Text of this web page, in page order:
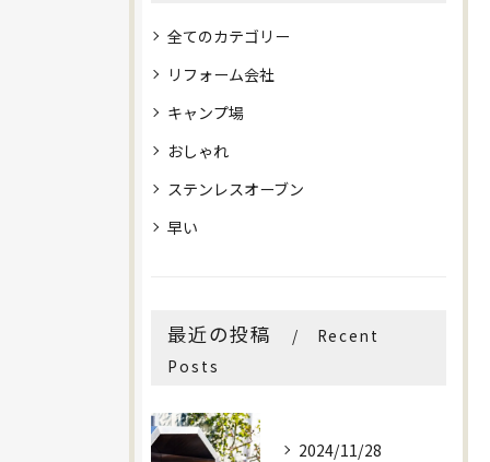
全てのカテゴリー
リフォーム会社
キャンプ場
おしゃれ
ステンレスオーブン
早い
最近の投稿
Recent
Posts
2024/11/28